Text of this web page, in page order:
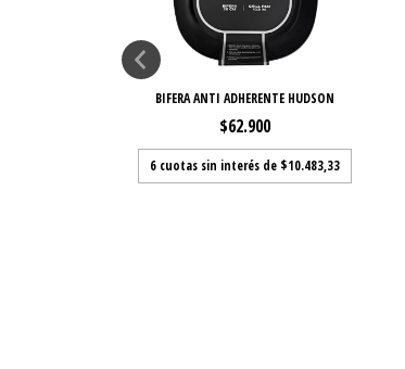
BIFERA ANTI ADHERENTE HUDSON
$62.900
6 cuotas sin interés de $10.483,33